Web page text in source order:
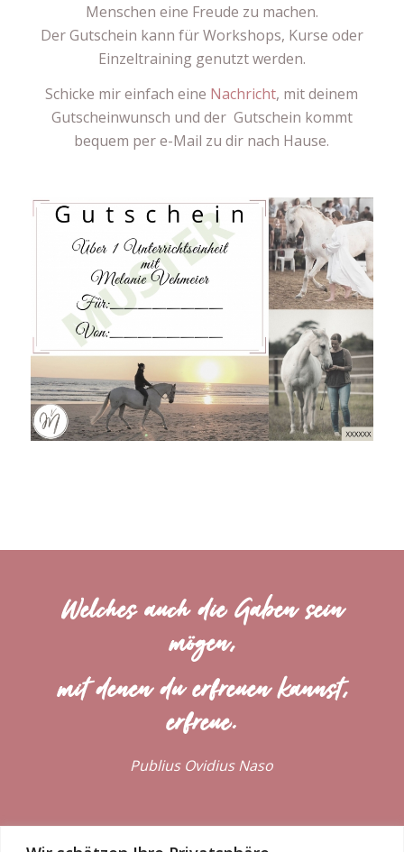
Menschen eine Freude zu machen.
Der Gutschein kann für Workshops, Kurse oder
Einzeltraining genutzt werden.
Schicke mir einfach eine Nachricht, mit deinem
Gutscheinwunsch und der Gutschein kommt
bequem per e-Mail zu dir nach Hause.
Welches auch die Gaben sein
mögen,
mit denen du erfreuen kannst,
erfreue.
Publius Ovidius Naso